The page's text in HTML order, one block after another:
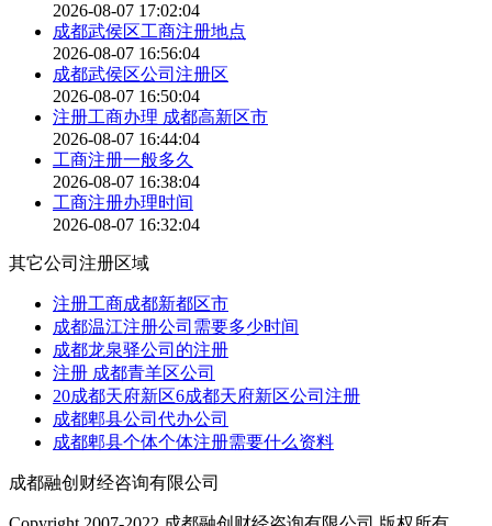
2026-08-07 17:02:04
成都武侯区工商注册地点
2026-08-07 16:56:04
成都武侯区公司注册区
2026-08-07 16:50:04
注册工商办理 成都高新区市
2026-08-07 16:44:04
工商注册一般多久
2026-08-07 16:38:04
工商注册办理时间
2026-08-07 16:32:04
其它公司注册区域
注册工商成都新都区市
成都温江注册公司需要多少时间
成都龙泉驿公司的注册
注册 成都青羊区公司
20成都天府新区6成都天府新区公司注册
成都郫县公司代办公司
成都郫县个体个体注册需要什么资料
成都融创财经咨询有限公司